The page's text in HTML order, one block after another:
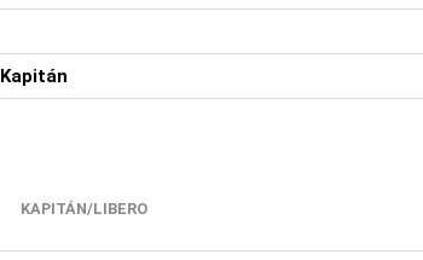
Kapitán
KAPITÁN/LIBERO